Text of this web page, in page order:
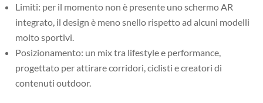
Limiti: per il momento non è presente uno schermo AR
integrato, il design è meno snello rispetto ad alcuni modelli
molto sportivi.
Posizionamento: un mix tra lifestyle e performance,
progettato per attirare corridori, ciclisti e creatori di
contenuti outdoor.